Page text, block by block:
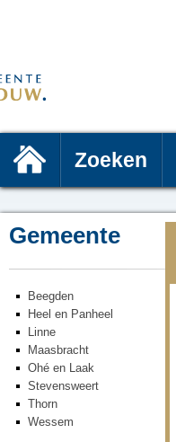
Zoeken
Gemeente
Beegden
Heel en Panheel
Linne
Maasbracht
Ohé en Laak
Stevensweert
Thorn
Wessem